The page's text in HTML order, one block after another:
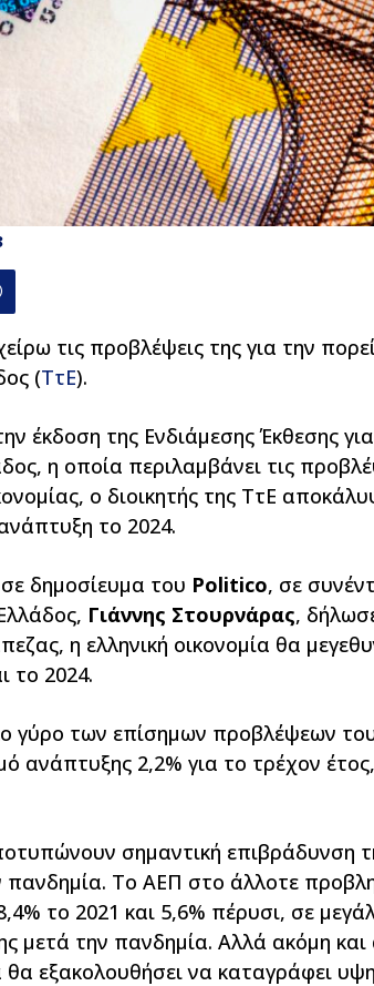
τις προβλέψεις της για την
(ΤτΕ).
έκδοση της Ενδιάμεσης Έκθεσης
η οποία περιλαμβάνει τις
ο διοικητής της ΤτΕ
το 2024.
δημοσίευμα του Politico, σε
Γιάννης Στουρνάρας,
η ελληνική οικονομία θα
το 2024.
γύρο των επίσημων προβλέψεων
ανάπτυξης 2,2% για το τρέχον
σημαντική επιβράδυνση
Το ΑΕΠ στο άλλοτε
το 2021 και 5,6% πέρυσι, σε
μετά την πανδημία. Αλλά ακόμη
θα εξακολουθήσει να καταγράφει